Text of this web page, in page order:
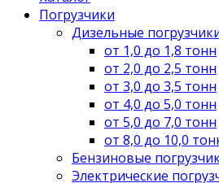
Погрузчики
Дизельные
от 1,0 до 1,8 тонн
от 2,0 до 2,5 тонн
от 3,0 до 3,5 тонн
от 4,0 до 5,0 тонн
от 5,0 до 7,0 тонн
от 8,0 до 10,0
Бензиновые
Электрические